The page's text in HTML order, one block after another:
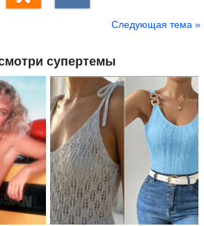
Следующая тема »
супертемы